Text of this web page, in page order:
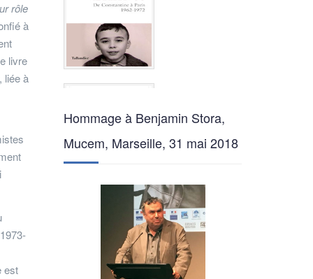
rôle
à
livre
liée à
est
Hommage à Benjamin Stora,
Mucem, Marseille, 31 mai 2018